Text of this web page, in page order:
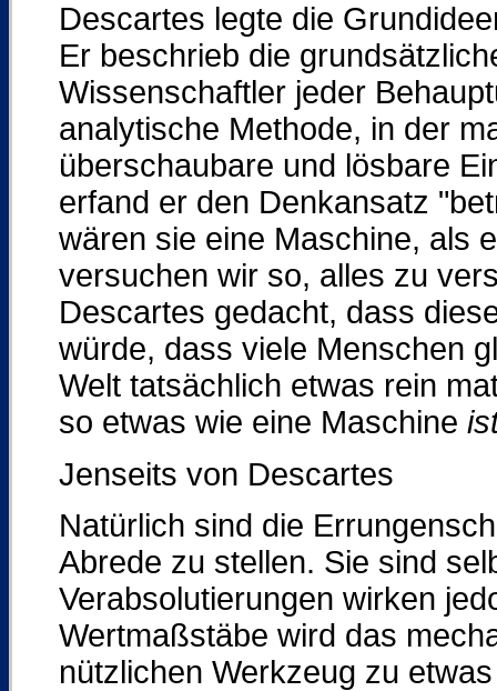
Descartes legte die
Er beschrieb die
Wissenschaftler jeder
analytische Methode, in der
überschaubare und lösbare
erfand er den Denkansatz
wären sie eine Maschine, als
versuchen wir so, alles zu
Descartes gedacht, dass
würde, dass viele Menschen
Welt tatsächlich etwas rein
so etwas wie eine Maschine
Jenseits von Descartes
Natürlich sind die
Abrede zu stellen. Sie sind
Verabsolutierungen wirken
Wertmaßstäbe wird das
nützlichen Werkzeug zu